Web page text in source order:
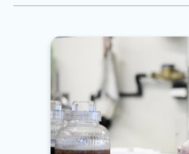
起業を目指す方に対して、会
実現してほしいと考えています